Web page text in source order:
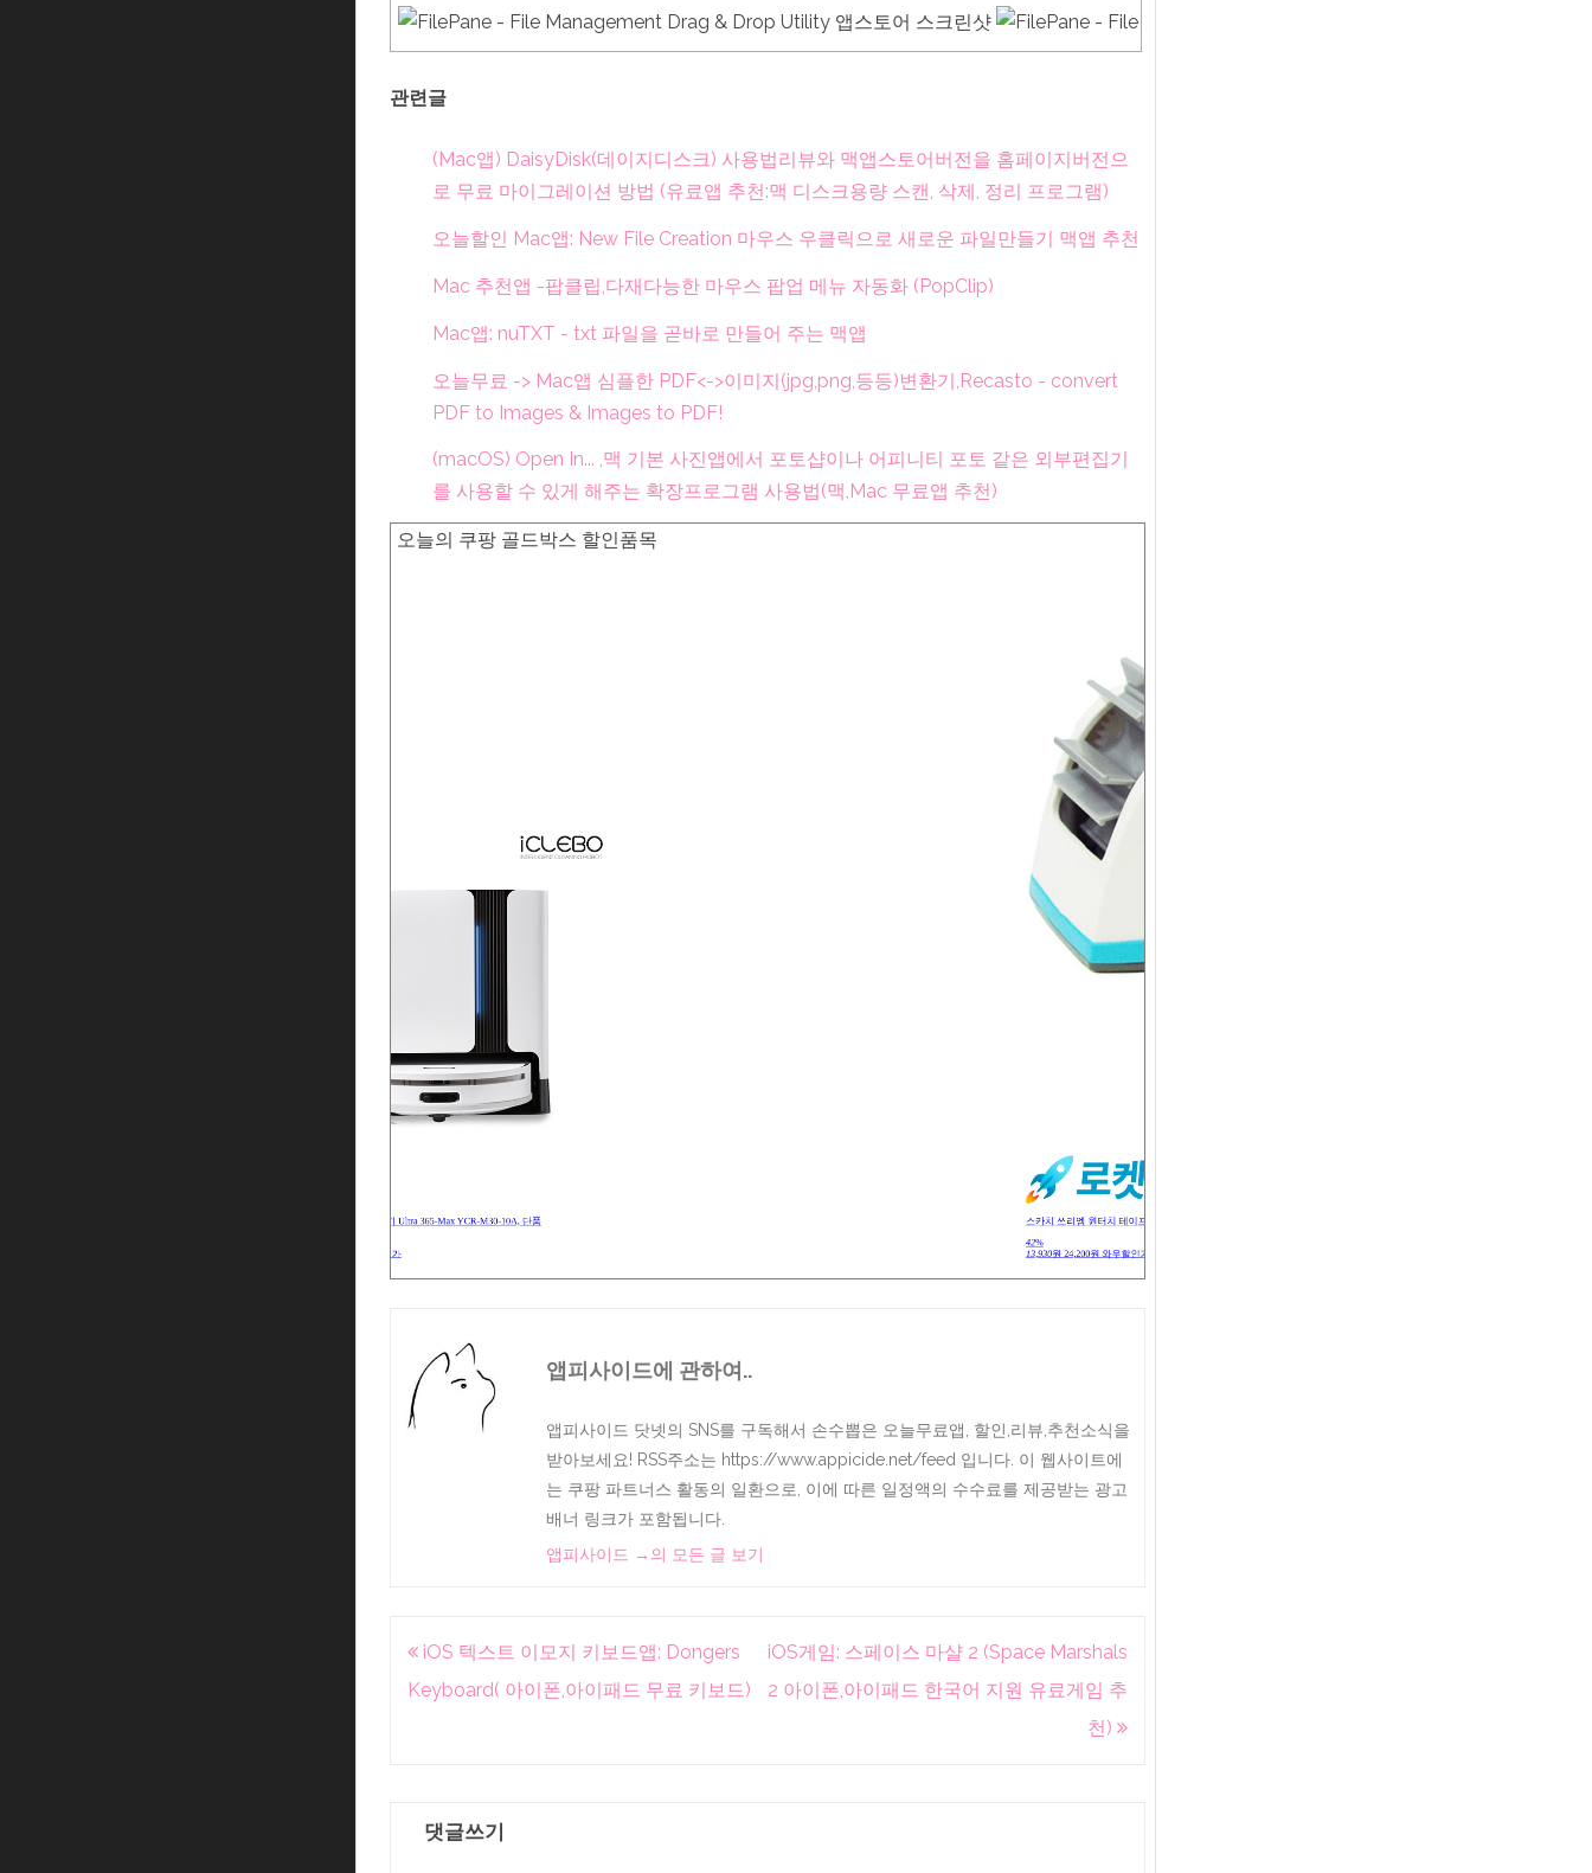
관련글
(Mac앱) DaisyDisk(데이지디스크) 사용법리뷰와 맥앱스토어버전을 홈페이지버전으
로 무료 마이그레이션 방법 (유료앱 추천:맥 디스크용량 스캔, 삭제, 정리 프로그램)
오늘할인 Mac앱: New File Creation 마우스 우클릭으로 새로운 파일만들기 맥앱 추천
Mac 추천앱 -팝클립,다재다능한 마우스 팝업 메뉴 자동화 (PopClip)
Mac앱: nuTXT - txt 파일을 곧바로 만들어 주는 맥앱
오늘무료 -> Mac앱 심플한 PDF<->이미지(jpg,png,등등)변환기,Recasto - convert
PDF to Images & Images to PDF!
(macOS) Open In... ,맥 기본 사진앱에서 포토샵이나 어피니티 포토 같은 외부편집기
를 사용할 수 있게 해주는 확장프로그램 사용법(맥,Mac 무료앱 추천)
오늘의 쿠팡 골드박스 할인품목
앱피사이드에 관하여..
앱피사이드 닷넷의 SNS를 구독해서 손수뽑은 오늘무료앱, 할인,리뷰,추천소식을
받아보세요! RSS주소는 https://www.appicide.net/feed 입니다. 이 웹사이트에
는 쿠팡 파트너스 활동의 일환으로, 이에 따른 일정액의 수수료를 제공받는 광고
배너 링크가 포함됩니다.
앱피사이드 → 의 모든 글 보기
글
내
iOS 텍스트 이모지 키보드앱: Dongers
Keyboard( 아이폰,아이패드 무료 키보드)
iOS게임: 스페이스 마샬 2 (Space Marshals
2 아이폰,아이패드 한국어 지원 유료게임 추
천)
댓글쓰기